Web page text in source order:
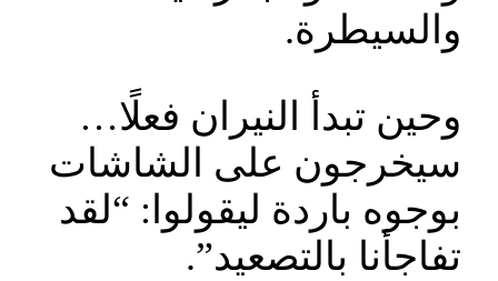
والسيطرة.
وحين تبدأ النيران فعلًا…
سيخرجون على الشاشات
بوجوه باردة ليقولوا: “لقد
تفاجأنا بالتصعيد”.